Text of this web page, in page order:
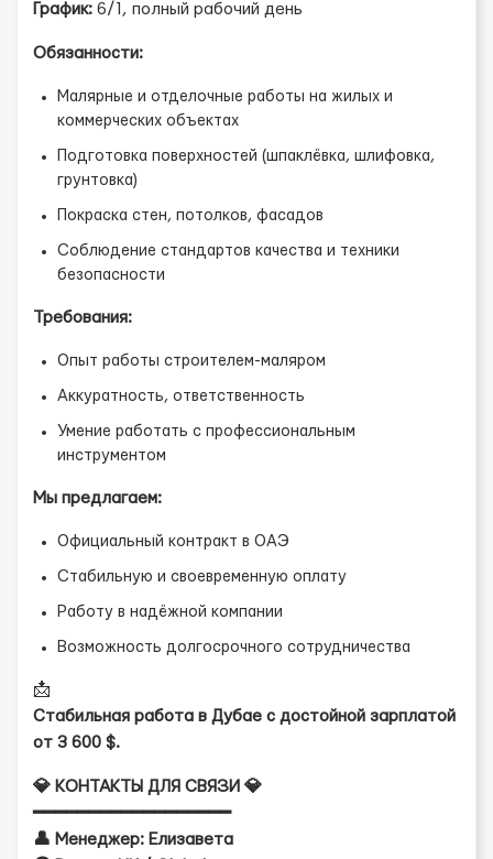
График: 6/1, полный рабочий день
Обязанности:
Малярные и отделочные работы на жилых и
коммерческих объектах
Подготовка поверхностей (шпаклёвка, шлифовка,
грунтовка)
Покраска стен, потолков, фасадов
Соблюдение стандартов качества и техники
безопасности
Требования:
Опыт работы строителем-маляром
Аккуратность, ответственность
Умение работать с профессиональным
инструментом
Мы предлагаем:
Официальный контракт в ОАЭ
Стабильную и своевременную оплату
Работу в надёжной компании
Возможность долгосрочного сотрудничества
📩
Стабильная работа в Дубае с достойной зарплатой
от 3 600 $.
💎 КОНТАКТЫ ДЛЯ СВЯЗИ 💎
━━━━━━━━━━━━━━━━━━
👤 Менеджер: Елизавета